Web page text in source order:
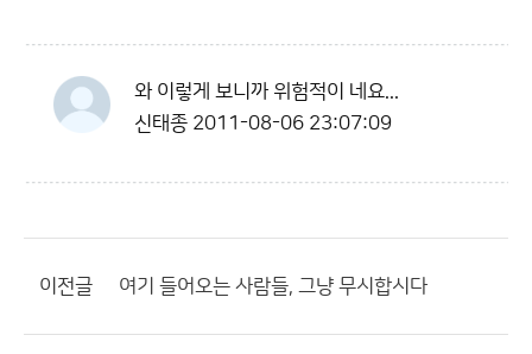
와 이렇게 보니까 위험적이 네요...
신태종 2011-08-06 23:07:09
이전글 여기 들어오는 사람들, 그냥 무시합시다